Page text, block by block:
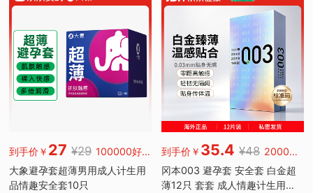
到手价￥ 27 ¥29
100000好评
大象避孕套超薄男用成人计生用
品情趣安全套10只
到手价￥ 35.4 ¥48
200000好评
冈本003 避孕套 安全套 白金超
薄12只 套套 成人情趣计生用品